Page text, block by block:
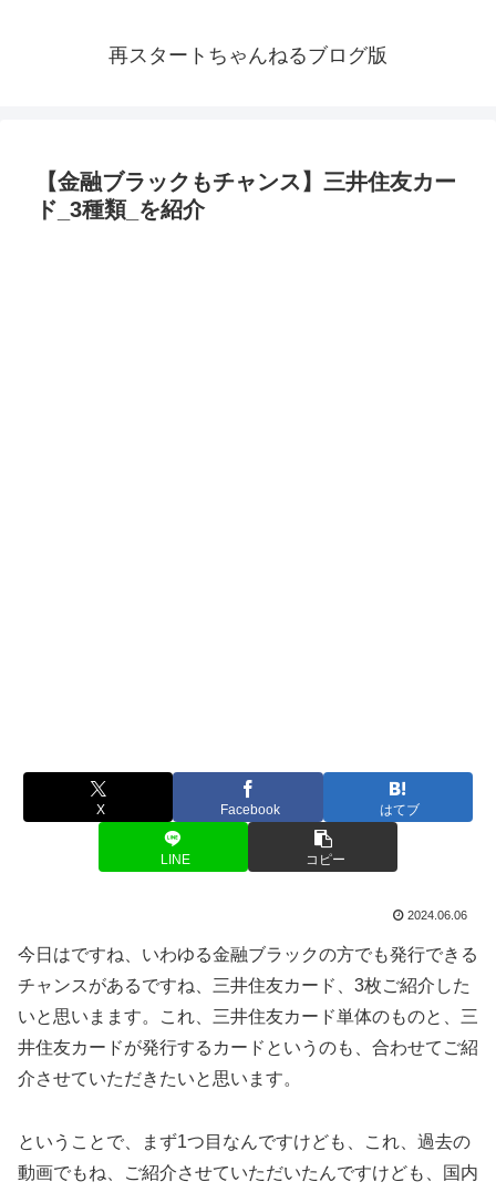
再スタートちゃんねるブログ版
【金融ブラックもチャンス】三井住友カー
ド_3種類_を紹介
X Facebook はてブ
LINE コピー
2024.06.06
今日はですね、いわゆる金融ブラックの方でも発行できる
チャンスがあるですね、三井住友カード、3枚ご紹介した
いと思いまます。これ、三井住友カード単体のものと、三
井住友カードが発行するカードというのも、合わせてご紹
介させていただきたいと思います。
ということで、まず1つ目なんですけども、これ、過去の
動画でもね、ご紹介させていただいたんですけども、国内